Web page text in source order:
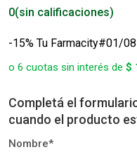
0(sin calificaciones)
-15% Tu Farmacity#01/
o 6 cuotas sin interés de $